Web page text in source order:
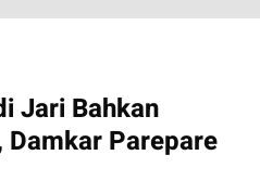
Jari Bahkan
Parepare